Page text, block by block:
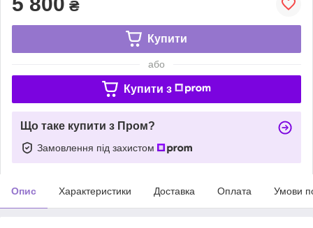
₴
Купити
або
Купити з
Що таке купити з Пром?
Замовлення під захистом
Опис Характеристики Доставка Оплата Умови